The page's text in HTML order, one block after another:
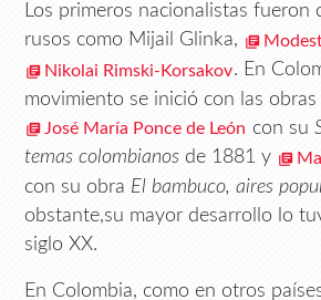
Los primeros nacionalistas fueron
rusos como Mijail Glinka,
Nikolai Rimski-Korsakov. En
movimiento se inició con las obras
José María Ponce de León con su
temas colombianos de 1881 y
con su obra El bambuco, aires
obstante,su mayor desarrollo lo
siglo XX.
En Colombia, como en otros